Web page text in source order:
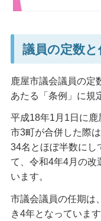
議員の定数と
鹿屋市議会議員の定
あたる「条例」に規
平成18年1月1日に
市3町が合併した際
34名とほぼ半数にし
て、令和4年4月の改
います。
市議会議員の任期は
き4年となっています